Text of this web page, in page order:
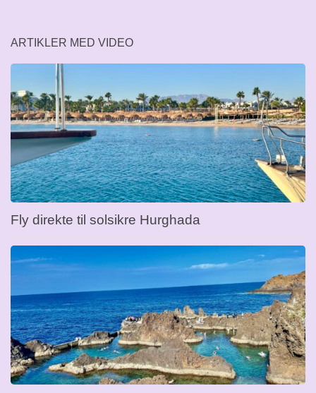
ARTIKLER MED VIDEO
Fly direkte til solsikre Hurghada